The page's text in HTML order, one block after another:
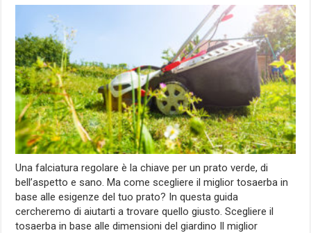
Una falciatura regolare è la chiave per un prato verde, di
bell’aspetto e sano. Ma come scegliere il miglior tosaerba in
base alle esigenze del tuo prato? In questa guida
cercheremo di aiutarti a trovare quello giusto. Scegliere il
tosaerba in base alle dimensioni del giardino Il miglior